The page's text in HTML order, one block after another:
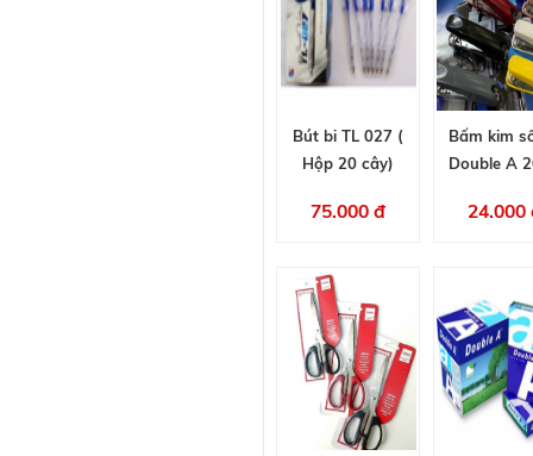
Bút bi TL 027 (
Hộp 20 cây)
75.000 đ
Bấm kim
Double A
24.000